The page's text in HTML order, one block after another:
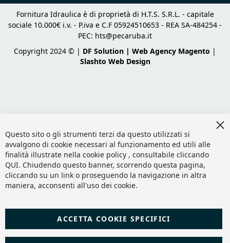
Fornitura Idraulica è di proprietà di H.T.S. S.R.L. - capitale
sociale 10.000€ i.v. - P.iva e C.F 05924510653 - REA SA-484254 -
PEC: hts@pecaruba.it
Copyright 2024 © | DF Solution | Web Agency Magento |
Slashto Web Design
Questo sito o gli strumenti terzi da questo utilizzati si
avvalgono di cookie necessari al funzionamento ed utili alle
finalità illustrate nella cookie policy , consultabile cliccando
QUI. Chiudendo questo banner, scorrendo questa pagina,
cliccando su un link o proseguendo la navigazione in altra
maniera, acconsenti all'uso dei cookie.
ACCETTA COOKIE SPECIFICI